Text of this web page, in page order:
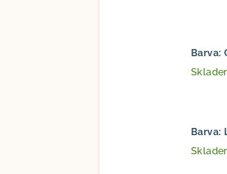
Barva:
Barva: